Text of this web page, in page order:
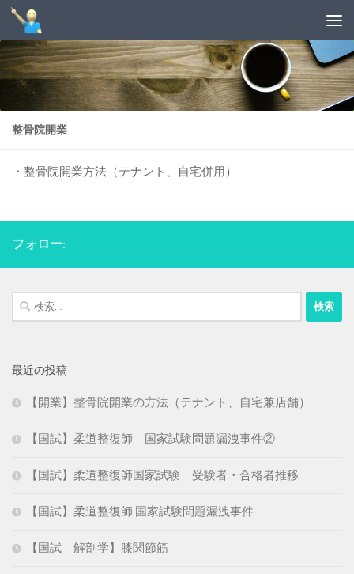
コンテンツへスキップ
整骨院開業
・整骨院開業方法（テナント、自宅併用）
フォロー:
検
索:
最近の投稿
【開業】整骨院開業の方法（テナント、自宅兼店舗）
【国試】柔道整復師 国家試験問題漏洩事件②
【国試】柔道整復師国家試験 受験者・合格者推移
【国試】柔道整復師 国家試験問題漏洩事件
【国試 解剖学】膝関節筋